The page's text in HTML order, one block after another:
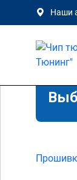
Наши